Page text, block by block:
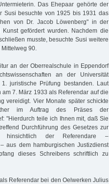
Das Ehepaar gehörte der
Susi besuchte von 1925 bis 1931 das
von Dr. Jacob Löwenberg" in der
gefördert wurden. Nachdem die
musste, besuchte Susi weitere
90.
an der Oberrealschule in Eppendorf
an der Universität
juristische Prüfung bestanden. Laut
7. März 1933 als Referendar auf die
vereidigt. Vier Monate später schickte
im Auftrag des Präses der
"Hierdurch teile ich Ihnen mit, daß Sie
Durchführung des Gesetzes zur
hinsichtlich der Referendare –
aus dem hamburgischen Justizdienst
dieses Schreibens schriftlich zu
Referendar bei den Oelwerken Julius